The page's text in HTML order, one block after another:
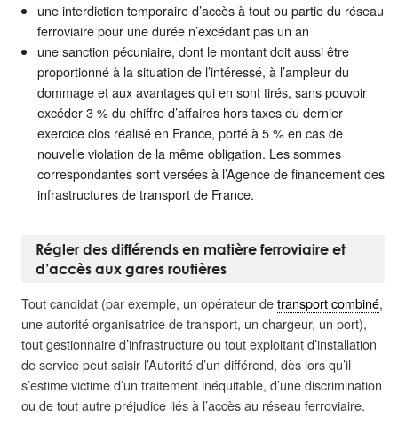
une interdiction temporaire d’accès à tout ou partie du réseau
ferroviaire pour une durée n’excédant pas un an
une sanction pécuniaire, dont le montant doit aussi être
proportionné à la situation de l’intéressé, à l’ampleur du
dommage et aux avantages qui en sont tirés, sans pouvoir
excéder 3 % du chiffre d’affaires hors taxes du dernier
exercice clos réalisé en France, porté à 5 % en cas de
nouvelle violation de la même obligation. Les sommes
correspondantes sont versées à l’Agence de financement des
infrastructures de transport de France.
Régler des différends en matière ferroviaire et
d’accès aux gares routières
Tout candidat (par exemple, un opérateur detransport combiné,
une autorité organisatrice de transport, un chargeur, un port),
tout gestionnaire d’infrastructure ou tout exploitant d’installation
de service peut saisir l’Autorité d’un différend, dès lors qu’il
s’estime victime d’un traitement inéquitable, d’une discrimination
ou de tout autre préjudice liés à l’accès au réseau ferroviaire.